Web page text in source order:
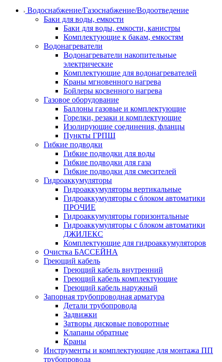
Водоснабжение/Газоснабжение/Водоотведение
Баки для воды, емкости
Баки для воды, емкости, канистры
Комплектующие к бакам, емкостям
Водонагреватели
Водонагреватели накопительные
электрические
Комплектующие для водонагревателей
Краны мгновенного нагрева
Бойлеры косвенного нагрева
Газовое оборудование
Баллоны газовые и комплектующие
Горелки, резаки и комплектующие
Изолирующие соединения, фланцы
Пункты ГРПШ
Гибкие подводки
Гибкие подводки для воды
Гибкие подводки для газа
Гибкие подводки для смесителей
Гидроаккумуляторы
Гидроаккумуляторы вертикальные
Гидроаккумуляторы с блоком автоматики
ПРОЧИЕ
Гидроаккумуляторы горизонтальные
Гидроаккумуляторы с блоком автоматики
ДЖИЛЕКС
Комплектующие для гидроаккумуляторов
Очистка БАССЕЙНА
Греющий кабель
Греющий кабель внутренний
Греющий кабель комплектующие
Греющий кабель наружный
Запорная трубопроводная арматура
Детали трубопровода
Задвижки
Затворы дисковые поворотные
Клапаны обратные
Краны
Инструменты и комплектующие для монтажа ПП
трубопровода